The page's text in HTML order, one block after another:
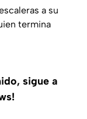
a su
termina
sigue a